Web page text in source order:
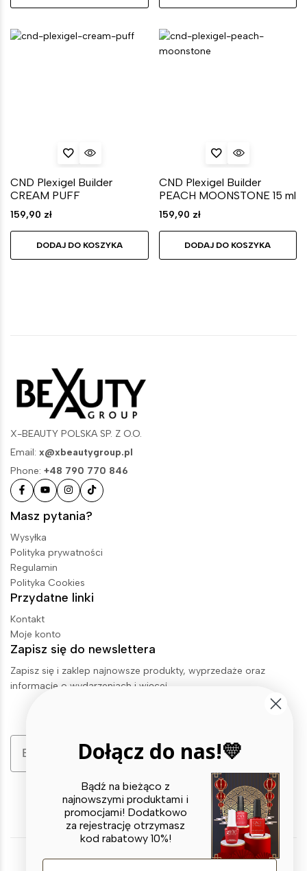
CND Plexigel Builder
CREAM PUFF
159,90 zł
DODAJ DO KOSZYKA
CND Plexigel Builder
PEACH MOONSTONE 15 ml
159,90 zł
DODAJ DO KOSZYKA
X-BEAUTY POLSKA SP. Z O.O.
Email: x@xbeautygroup.pl
Phone: +48 790 770 846
Masz pytania?
Wysyłka
Polityka prywatności
Regulamin
Polityka Cookies
Przydatne linki
Kontakt
Moje konto
Zapisz się do newslettera
Zapisz się i zaklep najnowsze produkty, wyprzedaże oraz
informacje o wydarzeniach i więcej.
Email
Zapisz się
Dołącz do nas!💛
Bądź na bieżąco z
najnowszymi produktami i
promocjami! Dodatkowo
za rejestrację otrzymasz
kod rabatowy 10%!
E-mail